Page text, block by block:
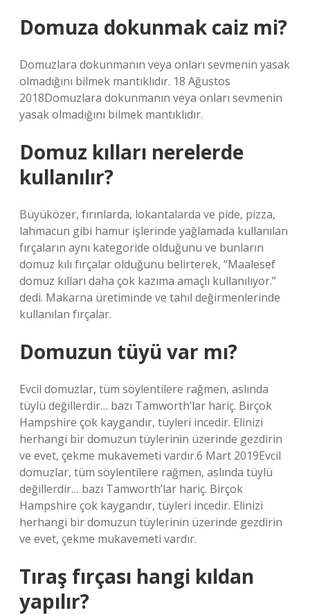
Domuza dokunmak caiz mi?
Domuzlara dokunmanın veya onları sevmenin yasak
olmadığını bilmek mantıklıdır. 18 Ağustos
2018Domuzlara dokunmanın veya onları sevmenin
yasak olmadığını bilmek mantıklıdır.
Domuz kılları nerelerde
kullanılır?
Büyüközer, fırınlarda, lokantalarda ve pide, pizza,
lahmacun gibi hamur işlerinde yağlamada kullanılan
fırçaların aynı kategoride olduğunu ve bunların
domuz kılı fırçalar olduğunu belirterek, “Maalesef
domuz kılları daha çok kazıma amaçlı kullanılıyor.”
dedi. Makarna üretiminde ve tahıl değirmenlerinde
kullanılan fırçalar.
Domuzun tüyü var mı?
Evcil domuzlar, tüm söylentilere rağmen, aslında
tüylü değillerdir… bazı Tamworth’lar hariç. Birçok
Hampshire çok kaygandır, tüyleri incedir. Elinizi
herhangi bir domuzun tüylerinin üzerinde gezdirin
ve evet, çekme mukavemeti vardır.6 Mart 2019Evcil
domuzlar, tüm söylentilere rağmen, aslında tüylü
değillerdir… bazı Tamworth’lar hariç. Birçok
Hampshire çok kaygandır, tüyleri incedir. Elinizi
herhangi bir domuzun tüylerinin üzerinde gezdirin
ve evet, çekme mukavemeti vardır.
Tıraş fırçası hangi kıldan
yapılır?